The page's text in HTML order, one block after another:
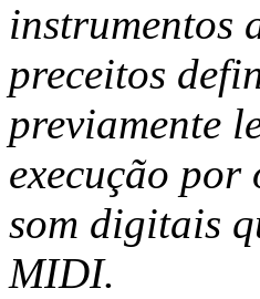
instrumentos
preceitos
previamente
execução por
som digitais
MIDI.